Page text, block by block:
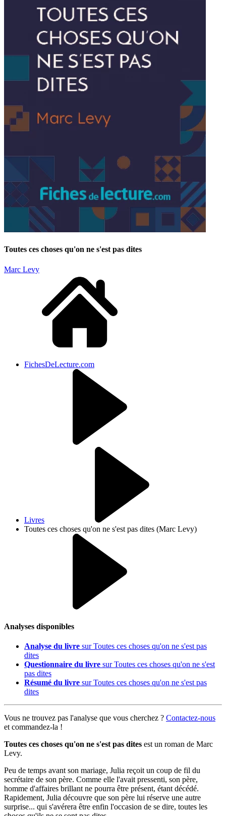
Toutes ces choses qu'on ne s'est pas dites
Marc Levy
FichesDeLecture.com
Livres
Toutes ces choses qu'on ne s'est pas dites (Marc Levy)
Analyses disponibles
Analyse du livre sur Toutes ces choses qu'on ne s'est pas
dites
Questionnaire du livre sur Toutes ces choses qu'on ne s'est
pas dites
Résumé du livre sur Toutes ces choses qu'on ne s'est pas
dites
Vous ne trouvez pas l'analyse que vous cherchez ? Contactez-nous
et commandez-la !
Toutes ces choses qu'on ne s'est pas dites est un roman de Marc
Levy.
Peu de temps avant son mariage, Julia reçoit un coup de fil du
secrétaire de son père. Comme elle l'avait pressenti, son père,
homme d'affaires brillant ne pourra être présent, étant décédé.
Rapidement, Julia découvre que son père lui réserve une autre
surprise... qui s'avérera être enfin l'occasion de se dire, toutes les